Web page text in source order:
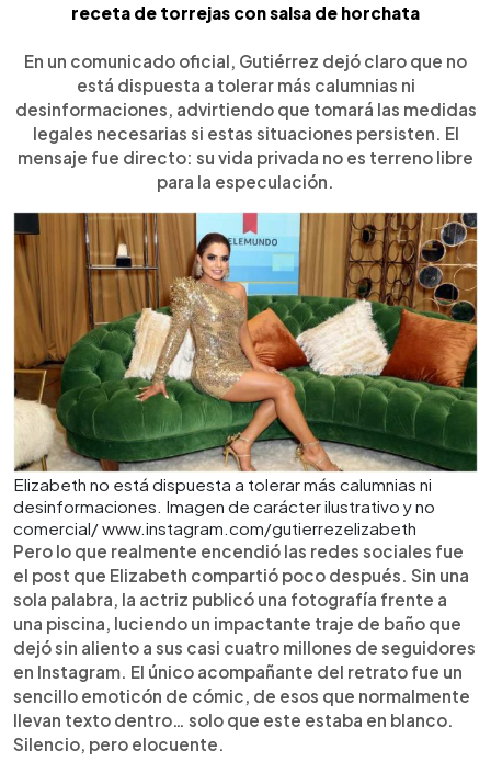
receta de torrejas con salsa de horchata
En un comunicado oficial, Gutiérrez dejó claro que no
está dispuesta a tolerar más calumnias ni
desinformaciones, advirtiendo que tomará las medidas
legales necesarias si estas situaciones persisten. El
mensaje fue directo: su vida privada no es terreno libre
para la especulación.
Elizabeth no está dispuesta a tolerar más calumnias ni
desinformaciones. Imagen de carácter ilustrativo y no
comercial/ www.instagram.com/gutierrezelizabeth
Pero lo que realmente encendió las redes sociales fue
el post que Elizabeth compartió poco después. Sin una
sola palabra, la actriz publicó una fotografía frente a
una piscina, luciendo un impactante traje de baño que
dejó sin aliento a sus casi cuatro millones de seguidores
en Instagram. El único acompañante del retrato fue un
sencillo emoticón de cómic, de esos que normalmente
llevan texto dentro… solo que este estaba en blanco.
Silencio, pero elocuente.